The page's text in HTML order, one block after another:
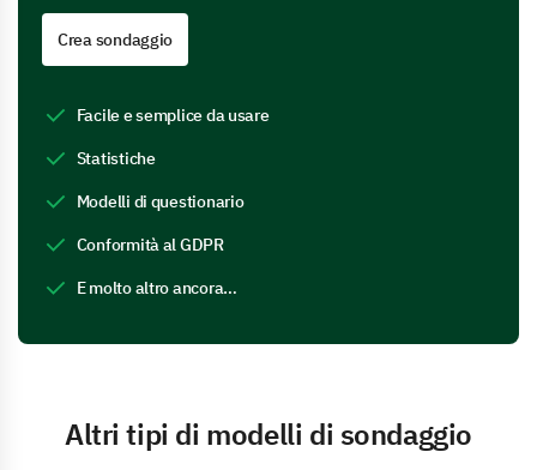
Crea sondaggio
Facile e semplice da usare
Statistiche
Modelli di questionario
Conformità al GDPR
E molto altro ancora…
Altri tipi di modelli di sondaggio